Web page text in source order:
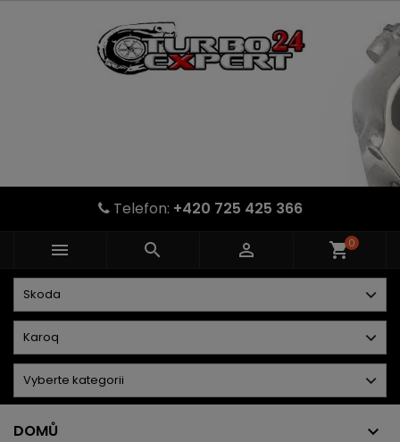
Telefon: +420 725 425 366
   shopping_cart0
DOMŮ